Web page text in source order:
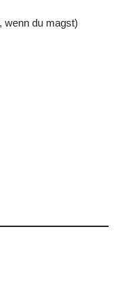
wenn du magst)